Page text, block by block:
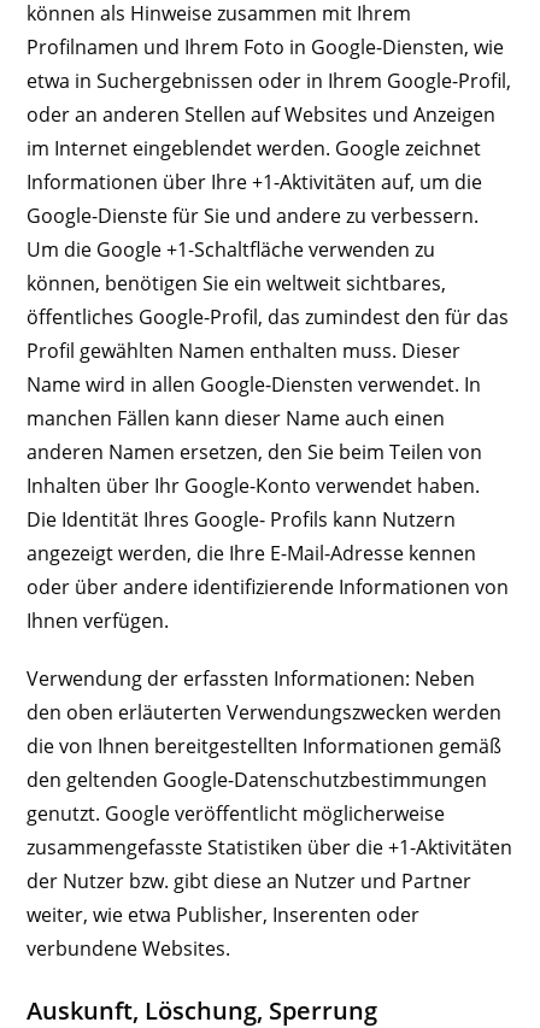
können als Hinweise zusammen mit Ihrem
Profilnamen und Ihrem Foto in Google-Diensten, wie
etwa in Suchergebnissen oder in Ihrem Google-Profil,
oder an anderen Stellen auf Websites und Anzeigen
im Internet eingeblendet werden. Google zeichnet
Informationen über Ihre +1-Aktivitäten auf, um die
Google-Dienste für Sie und andere zu verbessern.
Um die Google +1-Schaltfläche verwenden zu
können, benötigen Sie ein weltweit sichtbares,
öffentliches Google-Profil, das zumindest den für das
Profil gewählten Namen enthalten muss. Dieser
Name wird in allen Google-Diensten verwendet. In
manchen Fällen kann dieser Name auch einen
anderen Namen ersetzen, den Sie beim Teilen von
Inhalten über Ihr Google-Konto verwendet haben.
Die Identität Ihres Google- Profils kann Nutzern
angezeigt werden, die Ihre E-Mail-Adresse kennen
oder über andere identifizierende Informationen von
Ihnen verfügen.
Verwendung der erfassten Informationen: Neben
den oben erläuterten Verwendungszwecken werden
die von Ihnen bereitgestellten Informationen gemäß
den geltenden Google-Datenschutzbestimmungen
genutzt. Google veröffentlicht möglicherweise
zusammengefasste Statistiken über die +1-Aktivitäten
der Nutzer bzw. gibt diese an Nutzer und Partner
weiter, wie etwa Publisher, Inserenten oder
verbundene Websites.
Auskunft, Löschung, Sperrung